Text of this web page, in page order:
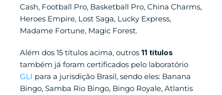
Cash, Football Pro, Basketball Pro, China Charms,
Heroes Empire, Lost Saga, Lucky Express,
Madame Fortune, Magic Forest.
Além dos 15 títulos acima, outros 11 títulos
GLI para a jurisdição Brasil, sendo eles: Banana
Bingo, Samba Rio Bingo, Bingo Royale, Atlantis